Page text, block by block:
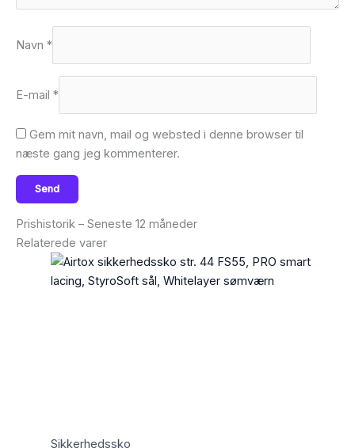
Navn *
E-mail *
Gem mit navn, mail og websted i denne browser til
næste gang jeg kommenterer.
Prishistorik – Seneste 12 måneder
Relaterede varer
Sikkerhedssko